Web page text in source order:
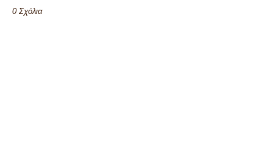
0 Σχόλια